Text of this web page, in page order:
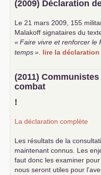
(2009) Déclaration
Le 21 mars 2009, 155
Malakoff signataires du
«Faire vivre et renforcer le
temps» lire la
(2011)
combat
!
La déclaration complète
Les résultats de la
maintenant connus. Les
faut donc les examiner
nous seront utiles pour